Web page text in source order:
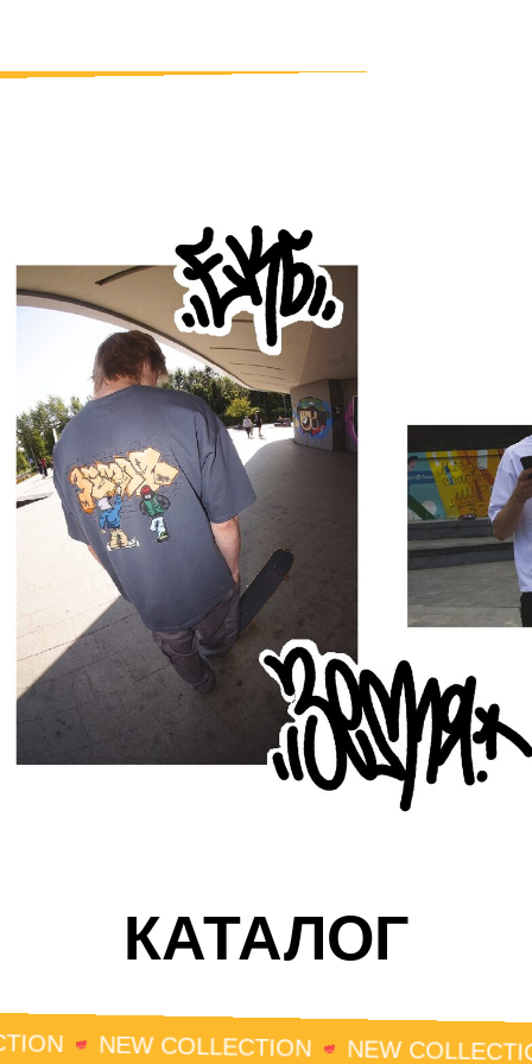
NEW
КАТАЛОГ
NEW COLLECTION NEW COLLECTION